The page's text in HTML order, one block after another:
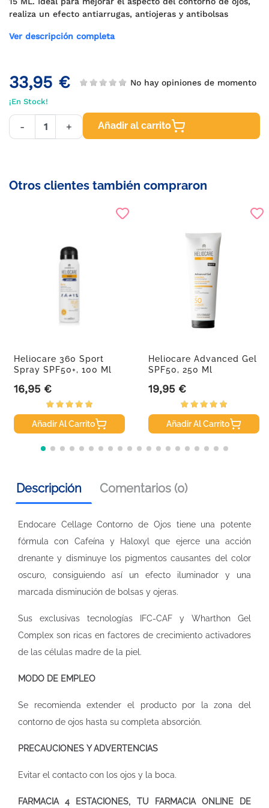
realiza un efecto antiarrugas, antiojeras y antibolsas
Ver descripción completa
33,95 € No hay opiniones de momento
¡En Stock!
- + Añadir al carrito
Otros clientes también compraron
Heliocare 360 Sport
Spray SPF50+, 100 Ml
Precio
16,95 €
Añadir Al Carrito
Heliocare Advanced Gel
SPF50, 250 Ml
Precio
19,95 €
Añadir Al Carrito
Descripción Comentarios (0)
Endocare Cellage Contorno de Ojos tiene una potente
fórmula con Cafeína y Haloxyl que ejerce una acción
drenante y disminuye los pigmentos causantes del color
oscuro, consiguiendo así un efecto iluminador y una
marcada disminución de bolsas y ojeras.
Sus exclusivas tecnologías IFC-CAF y Wharthon Gel
Complex son ricas en factores de crecimiento activadores
de las células madre de la piel.
MODO DE EMPLEO
Se recomienda extender el producto por la zona del
contorno de ojos hasta su completa absorción.
PRECAUCIONES Y ADVERTENCIAS
Evitar el contacto con los ojos y la boca.
FARMACIA 4 ESTACIONES, TU FARMACIA ONLINE DE